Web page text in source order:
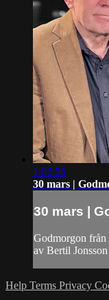
1:02:56
30 mars |
30 mars |
Godmorgon från
av Bertil Jonsson
Help Terms Privacy